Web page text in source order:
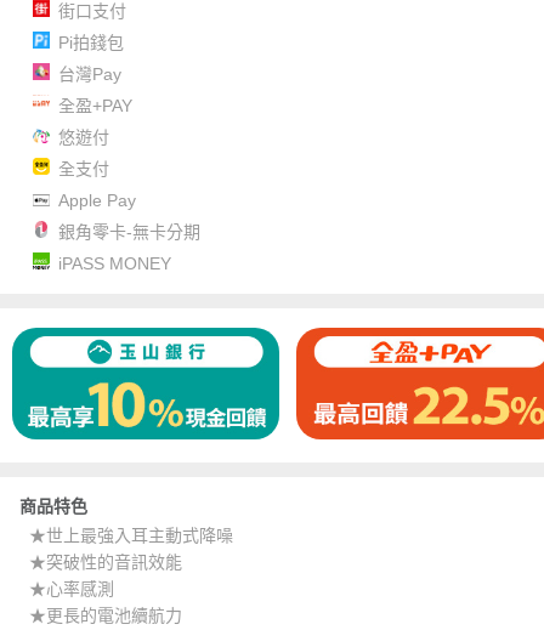
街口支付
Pi拍錢包
台灣Pay
全盈+PAY
悠遊付
全支付
Apple Pay
銀角零卡-無卡分期
iPASS MONEY
商品特色
★世上最強入耳主動式降噪
★突破性的音訊效能
★心率感測
★更長的電池續航力